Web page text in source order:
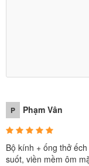
P Phạm Vân
Bộ kính + ống thở
suốt, viền mềm ôm